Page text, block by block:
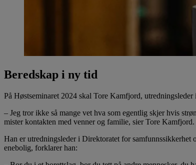
Beredskap i ny tid
På Høstseminaret 2024 skal Tore Kamfjord,
– Jeg tror ikke så mange vet hva som egentlig skjer hvis
mister kontakten med venner og familie, sier Tore Kamfjord.
Han er utredningsleder i Direktoratet for samfunnssikkerhet
enebolig, forklarer han: